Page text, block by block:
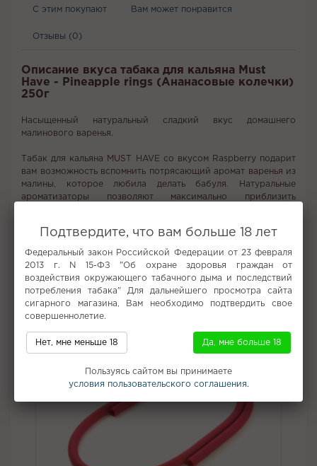
С этим покупают Вам может понравится
Отзывы (0)
Описание вкуса табака для кальяна Must
Have - Pineapple rings (Ананасовые колечки)
250г
Насыщенный натуральный сладкий вкус домашнего
малинового варенья.
Табак для кальяна MUST HAVE со вкусом Raspberry подарит
вам возможность вспомнить потрясающий аромат варенья из
малины, которое любила делать бабуля. Натуральные
ароматизаторы позволяют максимально приблизить
Вкус: Ананас
Все вкусы табака для кальяна Must Have
Не забудьте купить
Подтвердите, что вам больше 18 лет
Федеральный закон Российской Федерации от 23 февраля
2013 г. N 15-ФЗ "Об охране здоровья граждан от
воздействия окружающего табачного дыма и последствий
потребления табака" Для дальнейшего просмотра сайта
сигарного магазина, Вам необходимо подтвердить свое
совершеннолетие.
Нет, мне меньше 18 Да, мне больше 18
Пользуясь сайтом вы принимаете
условия пользовательского соглашения.